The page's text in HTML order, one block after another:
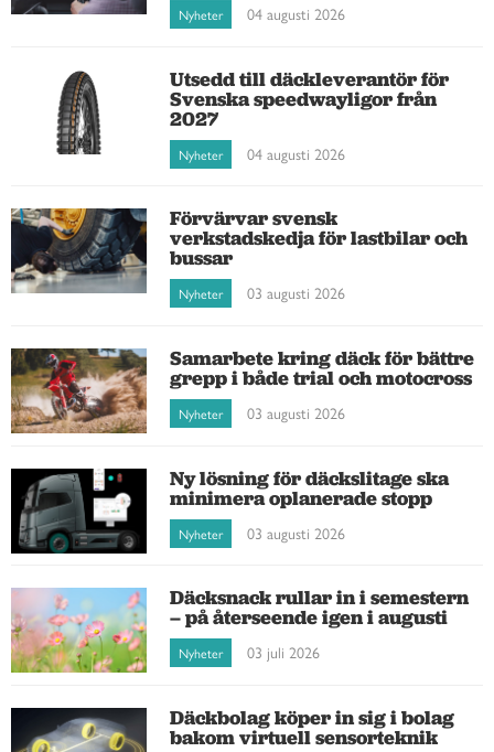
Nyheter 04 augusti 2026
Utsedd till däckleverantör för
Svenska speedwayligor från
2027
Nyheter 04 augusti 2026
Förvärvar svensk
verkstadskedja för lastbilar och
bussar
Nyheter 03 augusti 2026
Samarbete kring däck för bättre
grepp i både trial och motocross
Nyheter 03 augusti 2026
Ny lösning för däckslitage ska
minimera oplanerade stopp
Nyheter 03 augusti 2026
Däcksnack rullar in i semestern
– på återseende igen i augusti
Nyheter 03 juli 2026
Däckbolag köper in sig i bolag
bakom virtuell sensorteknik